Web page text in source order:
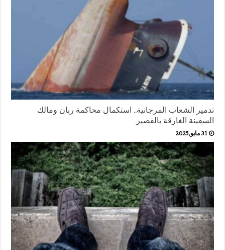
تدمير الشعاب المرجانية.. استكمال محاكمة ربان ومالك
السفينة الغارقة بالقصير
31 مايو,2025